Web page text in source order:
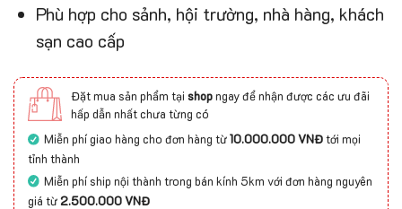
Phù hợp cho sảnh, hội trường, nhà hàng, khách
sạn cao cấp
Đặt mua sản phẩm tại shopngay để nhận được các ưu đãi
hấp dẫn nhất chưa từng có
Miễn phí giao hàng cho đơn hàng từ10.000.000 VNĐtới mọi
tỉnh thành
Miễn phí ship nội thành trong bán kính 5km với đơn hàng nguyên
giá từ2.500.000 VNĐ